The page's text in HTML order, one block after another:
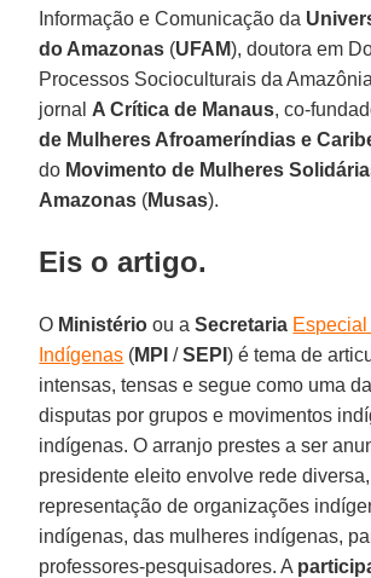
Informação e Comunicação da
do Amazonas (UFAM), doutora em
Processos Socioculturais da
jornal A Crítica de Manaus, co-
de Mulheres Afroameríndias e
do Movimento de Mulheres
Amazonas (Musas).
Eis o artigo.
O Ministério ou aSecretaria
Indígenas (MPI /SEPI) é tema de
intensas, tensas e segue como uma
disputas por grupos e movimentos
indígenas. O arranjo prestes a ser
presidente eleito envolve rede
representação de organizações
indígenas, das mulheres indígenas,
professores-pesquisadores. A